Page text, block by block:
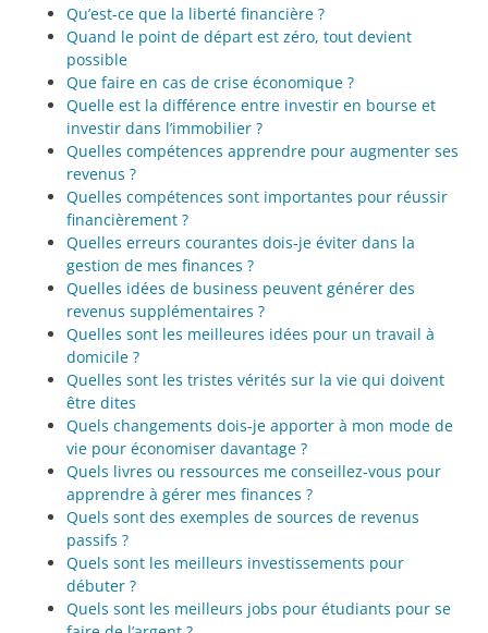
Qu’est-ce que la liberté financière ?
Quand le point de départ est zéro, tout devient
possible
Que faire en cas de crise économique ?
Quelle est la différence entre investir en bourse et
investir dans l’immobilier ?
Quelles compétences apprendre pour augmenter ses
revenus ?
Quelles compétences sont importantes pour réussir
financièrement ?
Quelles erreurs courantes dois-je éviter dans la
gestion de mes finances ?
Quelles idées de business peuvent générer des
revenus supplémentaires ?
Quelles sont les meilleures idées pour un travail à
domicile ?
Quelles sont les tristes vérités sur la vie qui doivent
être dites
Quels changements dois-je apporter à mon mode de
vie pour économiser davantage ?
Quels livres ou ressources me conseillez-vous pour
apprendre à gérer mes finances ?
Quels sont des exemples de sources de revenus
passifs ?
Quels sont les meilleurs investissements pour
débuter ?
Quels sont les meilleurs jobs pour étudiants pour se